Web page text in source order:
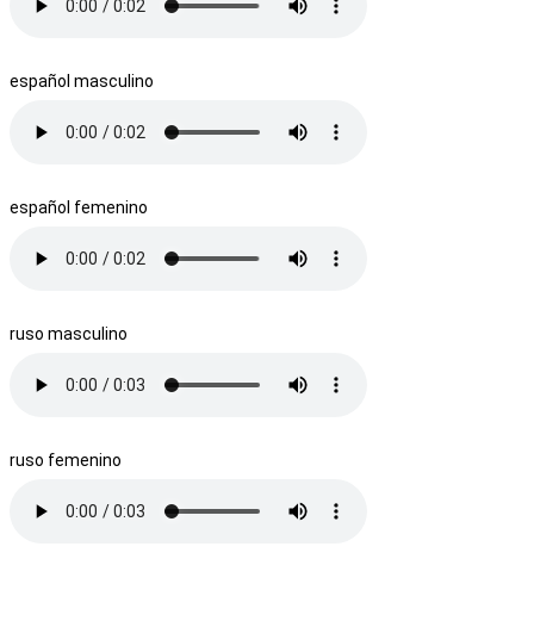
español masculino
español femenino
ruso masculino
ruso femenino